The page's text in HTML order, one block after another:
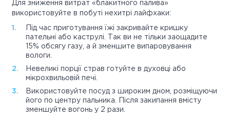
Для зниження витрат «блакитного палива»
використовуйте в побуті нехитрі лайфхаки:
Під час приготування їжі закривайте кришку
пательні або каструлі. Так ви не тільки заощадите
15% обсягу газу, а й зменшите випаровування
вологи.
Невеликі порції страв готуйте в духовці або
мікрохвильовій печі.
Використовуйте посуд з широким дном, розміщуючи
його по центру пальника. Після закипання вмісту
зменшуйте вогонь у 2 рази.